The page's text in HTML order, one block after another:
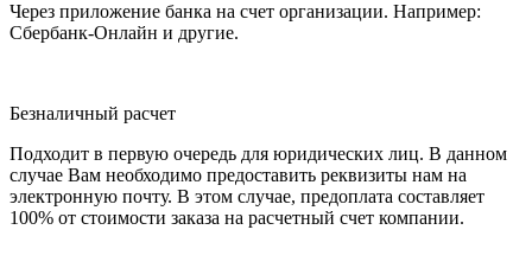
Через приложение банка на счет организации. Например:
Сбербанк-Онлайн и другие.
Безналичный расчет
Подходит в первую очередь для юридических лиц. В данном
случае Вам необходимо предоставить реквизиты нам на
электронную почту. В этом случае, предоплата составляет
100% от стоимости заказа на расчетный счет компании.